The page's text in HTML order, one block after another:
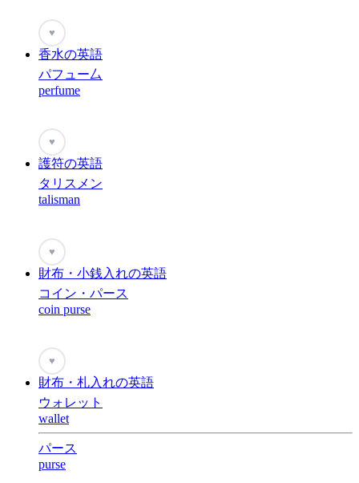
♥
香水の英語
パフュー厶
perfume
♥
護符の英語
タリスメン
talisman
♥
財布・小銭入れの英語
コイン・パース
coin purse
♥
財布・札入れの英語
ウォレット
wallet
パース
purse